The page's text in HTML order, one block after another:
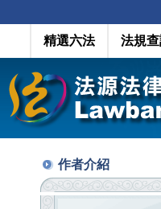
精選六法 法規
作者介紹